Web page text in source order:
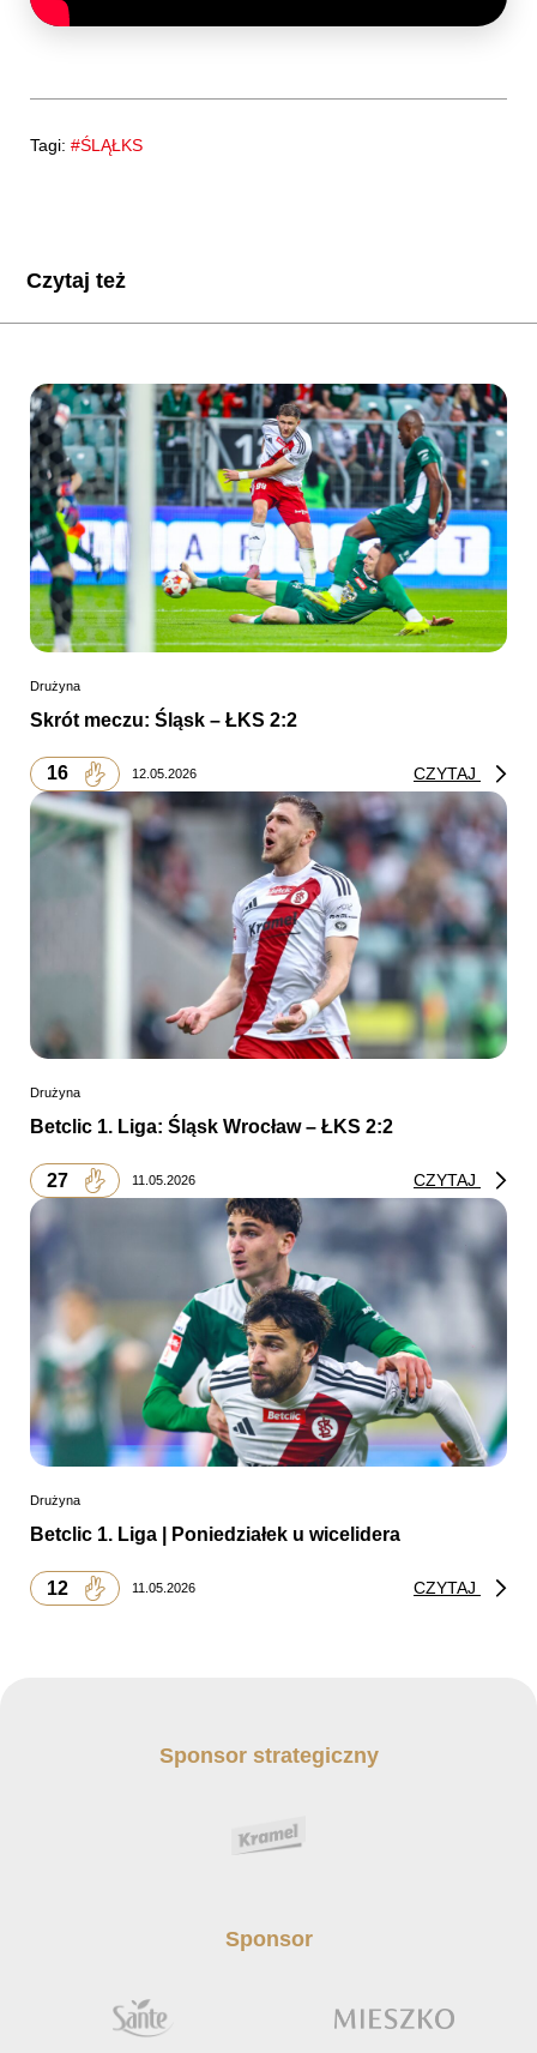
Tagi: #ŚLĄŁKS
Czytaj też
Drużyna
Skrót meczu: Śląsk – ŁKS 2:2
16 12.05.2026 CZYTAJ
Drużyna
Betclic 1. Liga: Śląsk Wrocław – ŁKS 2:2
27 11.05.2026 CZYTAJ
Drużyna
Betclic 1. Liga | Poniedziałek u wicelidera
12 11.05.2026 CZYTAJ
Sponsor strategiczny
Sponsor